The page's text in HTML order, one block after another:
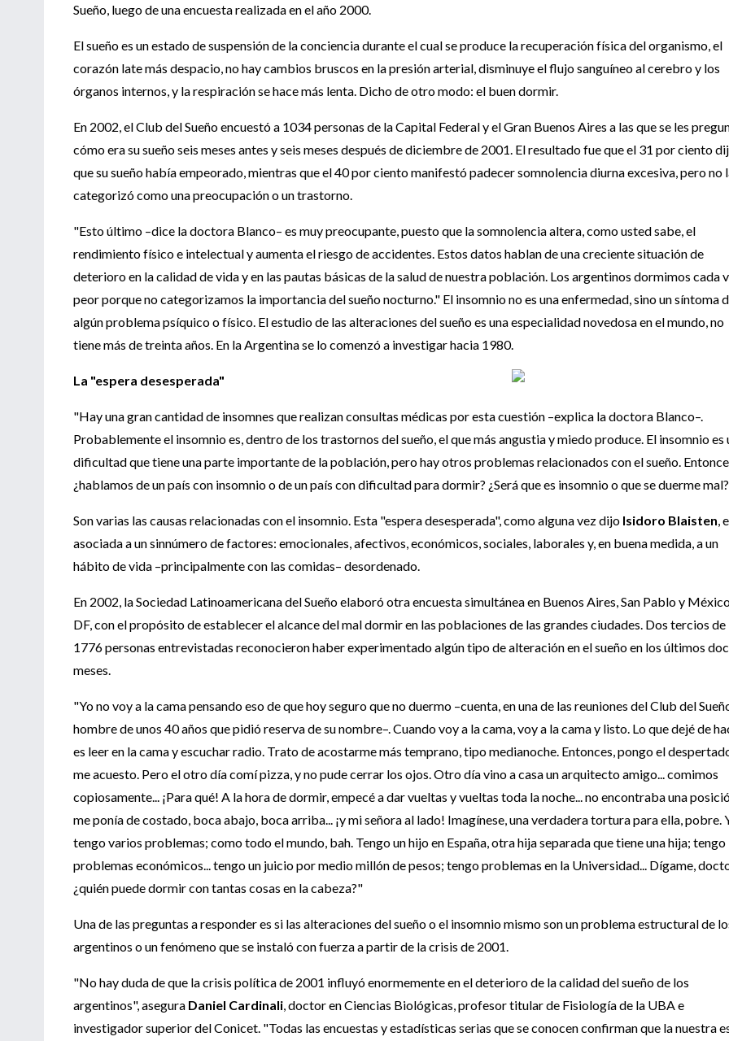
Sueño, luego de una encuesta realizada en el año 2000.
El sueño es un estado de suspensión de la conciencia durante el cual se produce la recuperación física del organismo, el
corazón late más despacio, no hay cambios bruscos en la presión arterial, disminuye el flujo sanguíneo al cerebro y los
órganos internos, y la respiración se hace más lenta. Dicho de otro modo: el buen dormir.
En 2002, el Club del Sueño encuestó a 1034 personas de la Capital Federal y el Gran Buenos Aires a las que se les
cómo era su sueño seis meses antes y seis meses después de diciembre de 2001. El resultado fue que el 31 por ciento
que su sueño había empeorado, mientras que el 40 por ciento manifestó padecer somnolencia diurna excesiva, pero no
categorizó como una preocupación o un trastorno.
"Esto último –dice la doctora Blanco– es muy preocupante, puesto que la somnolencia altera, como usted sabe, el
rendimiento físico e intelectual y aumenta el riesgo de accidentes. Estos datos hablan de una creciente situación de
deterioro en la calidad de vida y en las pautas básicas de la salud de nuestra población. Los argentinos dormimos cada
peor porque no categorizamos la importancia del sueño nocturno." El insomnio no es una enfermedad, sino un síntoma
algún problema psíquico o físico. El estudio de las alteraciones del sueño es una especialidad novedosa en el mundo, no
tiene más de treinta años. En la Argentina se lo comenzó a investigar hacia 1980.
La "espera desesperada"
"Hay una gran cantidad de insomnes que realizan consultas médicas por esta cuestión –explica la doctora Blanco–.
Probablemente el insomnio es, dentro de los trastornos del sueño, el que más angustia y miedo produce. El insomnio es
dificultad que tiene una parte importante de la población, pero hay otros problemas relacionados con el sueño.
¿hablamos de un país con insomnio o de un país con dificultad para dormir? ¿Será que es insomnio o que se duerme
Son varias las causas relacionadas con el insomnio. Esta "espera desesperada", como alguna vez dijo Isidoro Blaisten ,
asociada a un sinnúmero de factores: emocionales, afectivos, económicos, sociales, laborales y, en buena medida, a un
hábito de vida –principalmente con las comidas– desordenado.
En 2002, la Sociedad Latinoamericana del Sueño elaboró otra encuesta simultánea en Buenos Aires, San Pablo y
DF, con el propósito de establecer el alcance del mal dormir en las poblaciones de las grandes ciudades. Dos tercios de
1776 personas entrevistadas reconocieron haber experimentado algún tipo de alteración en el sueño en los últimos
meses.
"Yo no voy a la cama pensando eso de que hoy seguro que no duermo –cuenta, en una de las reuniones del Club del
hombre de unos 40 años que pidió reserva de su nombre–. Cuando voy a la cama, voy a la cama y listo. Lo que dejé de
es leer en la cama y escuchar radio. Trato de acostarme más temprano, tipo medianoche. Entonces, pongo el
me acuesto. Pero el otro día comí pizza, y no pude cerrar los ojos. Otro día vino a casa un arquitecto amigo... comimos
copiosamente... ¡Para qué! A la hora de dormir, empecé a dar vueltas y vueltas toda la noche... no encontraba una
me ponía de costado, boca abajo, boca arriba... ¡y mi señora al lado! Imagínese, una verdadera tortura para ella, pobre.
tengo varios problemas; como todo el mundo, bah. Tengo un hijo en España, otra hija separada que tiene una hija; tengo
problemas económicos... tengo un juicio por medio millón de pesos; tengo problemas en la Universidad... Dígame,
¿quién puede dormir con tantas cosas en la cabeza?"
Una de las preguntas a responder es si las alteraciones del sueño o el insomnio mismo son un problema estructural de
argentinos o un fenómeno que se instaló con fuerza a partir de la crisis de 2001.
"No hay duda de que la crisis política de 2001 influyó enormemente en el deterioro de la calidad del sueño de los
argentinos", asegura Daniel Cardinali , doctor en Ciencias Biológicas, profesor titular de Fisiología de la UBA e
investigador superior del Conicet. "Todas las encuestas y estadísticas serias que se conocen confirman que la nuestra